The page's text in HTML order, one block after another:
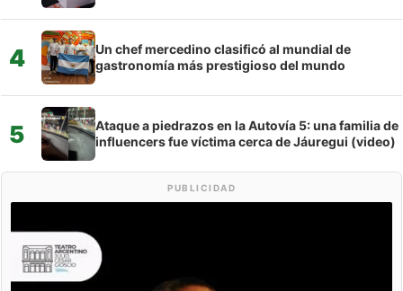
4
Un chef mercedino clasificó al mundial de
gastronomía más prestigioso del mundo
5
Ataque a piedrazos en la Autovía 5: una familia de
influencers fue víctima cerca de Jáuregui (video)
PUBLICIDAD